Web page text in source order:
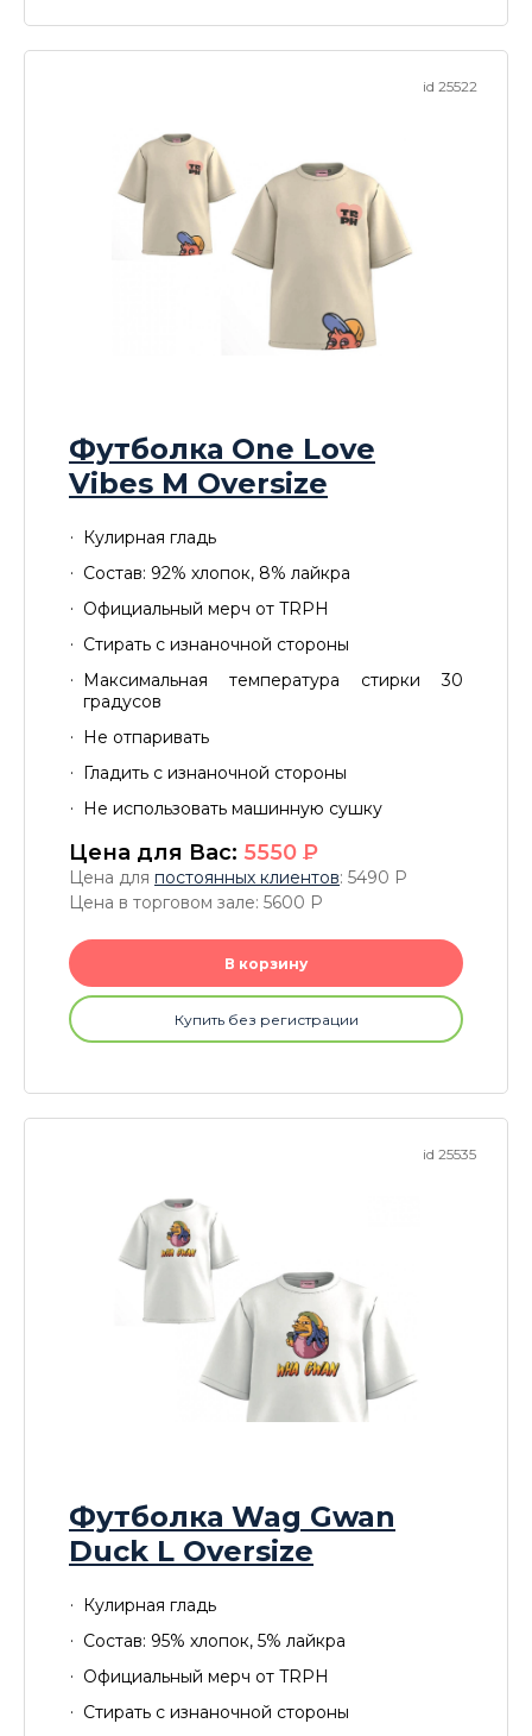
id 25522
Футболка One Love
Vibes M Oversize
Кулирная гладь
Состав: 92% хлопок, 8% лайкра
Официальный мерч от TRPH
Стирать с изнаночной стороны
Максимальная температура стирки 30
градусов
Не отпаривать
Гладить с изнаночной стороны
Не использовать машинную сушку
Цена для Вас: 5550 P
Цена для постоянных клиентов: 5490 P
Цена в торговом зале: 5600 P
В корзину
Купить без регистрации
id 25535
Футболка Wag Gwan
Duck L Oversize
Кулирная гладь
Состав: 95% хлопок, 5% лайкра
Официальный мерч от TRPH
Стирать с изнаночной стороны